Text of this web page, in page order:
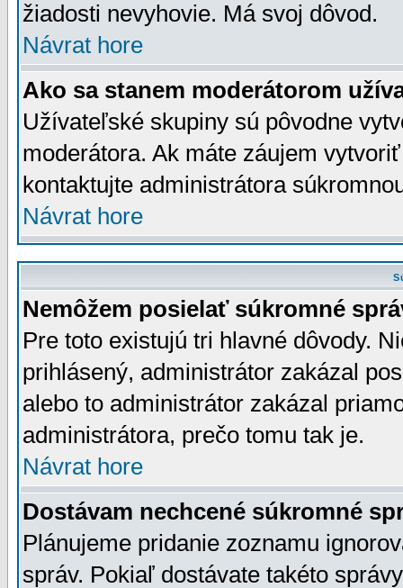
žiadosti nevyhovie. Má svoj dôvod.
Návrat hore
Ako sa stanem moderátorom
Užívateľské skupiny sú pôvodne
moderátora. Ak máte záujem
kontaktujte administrátora
Návrat hore
Nemôžem posielať súkromné
Pre toto existujú tri hlavné dôvody.
prihlásený, administrátor zakázal
alebo to administrátor zakázal
administrátora, prečo tomu tak je.
Návrat hore
Dostávam nechcené súkromné
Plánujeme pridanie zoznamu
správ. Pokiaľ dostávate takéto